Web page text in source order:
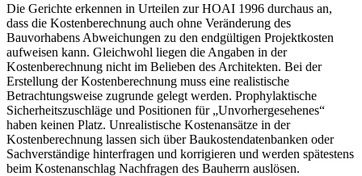
Die Gerichte erkennen in Urteilen zur HOAI 1996 durchaus an,
dass die Kostenberechnung auch ohne Veränderung des
Bauvorhabens Abweichungen zu den endgültigen Projektkosten
aufweisen kann. Gleichwohl liegen die Angaben in der
Kostenberechnung nicht im Belieben des Architekten. Bei der
Erstellung der Kostenberechnung muss eine realistische
Betrachtungsweise zugrunde gelegt werden. Prophylaktische
Sicherheitszuschläge und Positionen für „Unvorhergesehenes“
haben keinen Platz. Unrealistische Kostenansätze in der
Kostenberechnung lassen sich über Baukostendatenbanken oder
Sachverständige hinterfragen und korrigieren und werden spätestens
beim Kostenanschlag Nachfragen des Bauherrn auslösen.